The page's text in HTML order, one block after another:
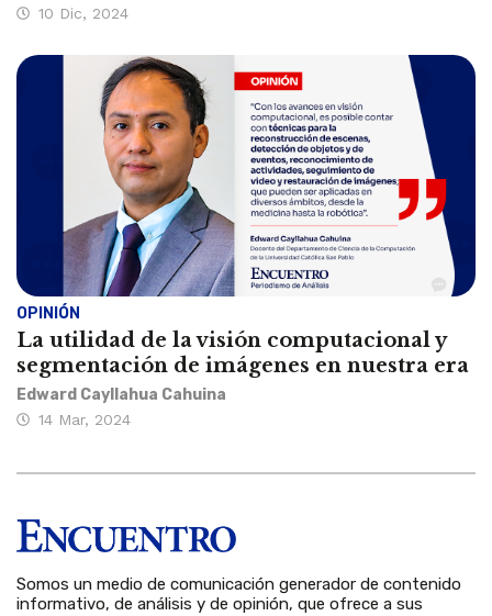
10 Dic, 2024
OPINIÓN
La utilidad de la visión computacional y
segmentación de imágenes en nuestra era
Edward Cayllahua Cahuina
14 Mar, 2024
Somos un medio de comunicación generador de contenido
informativo, de análisis y de opinión, que ofrece a sus